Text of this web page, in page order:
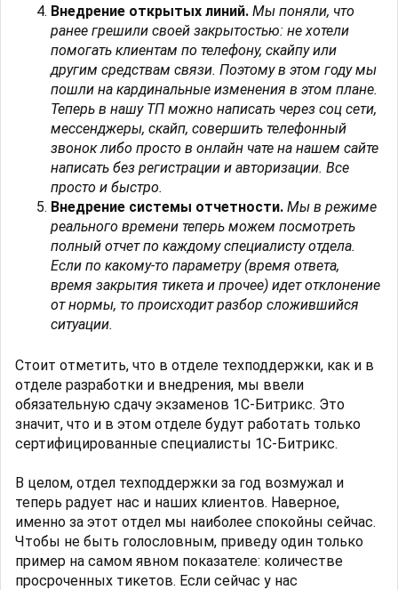
Внедрение открытых линий. Мы поняли, что
ранее грешили своей закрытостью: не хотели
помогать клиентам по телефону, скайпу или
другим средствам связи. Поэтому в этом году мы
пошли на кардинальные изменения в этом плане.
Теперь в нашу ТП можно написать через соц сети,
мессенджеры, скайп, совершить телефонный
звонок либо просто в онлайн чате на нашем сайте
написать без регистрации и авторизации. Все
просто и быстро.
Внедрение системы отчетности. Мы в режиме
реального времени теперь можем посмотреть
полный отчет по каждому специалисту отдела.
Если по какому-то параметру (время ответа,
время закрытия тикета и прочее) идет отклонение
от нормы, то происходит разбор сложившийся
ситуации.
Стоит отметить, что в отделе техподдержки, как и в
отделе разработки и внедрения, мы ввели
обязательную сдачу экзаменов 1С-Битрикс. Это
значит, что и в этом отделе будут работать только
сертифицированные специалисты 1С-Битрикс.
В целом, отдел техподдержки за год возмужал и
теперь радует нас и наших клиентов. Наверное,
именно за этот отдел мы наиболее спокойны сейчас.
Чтобы не быть голословным, приведу один только
пример на самом явном показателе: количестве
просроченных тикетов. Если сейчас у нас